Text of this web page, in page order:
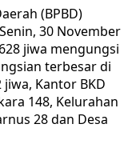
(BPBD)
30 November
jiwa mengungsi
terbesar di
Kantor BKD
148, Kelurahan
28 dan Desa